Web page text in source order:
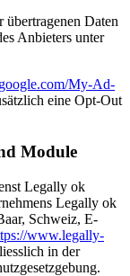
Daten
Anbieters unter
My-Ad-
eine Opt-Out
Module
Legally ok
Legally ok
Schweiz, E-
www.legally-
in der